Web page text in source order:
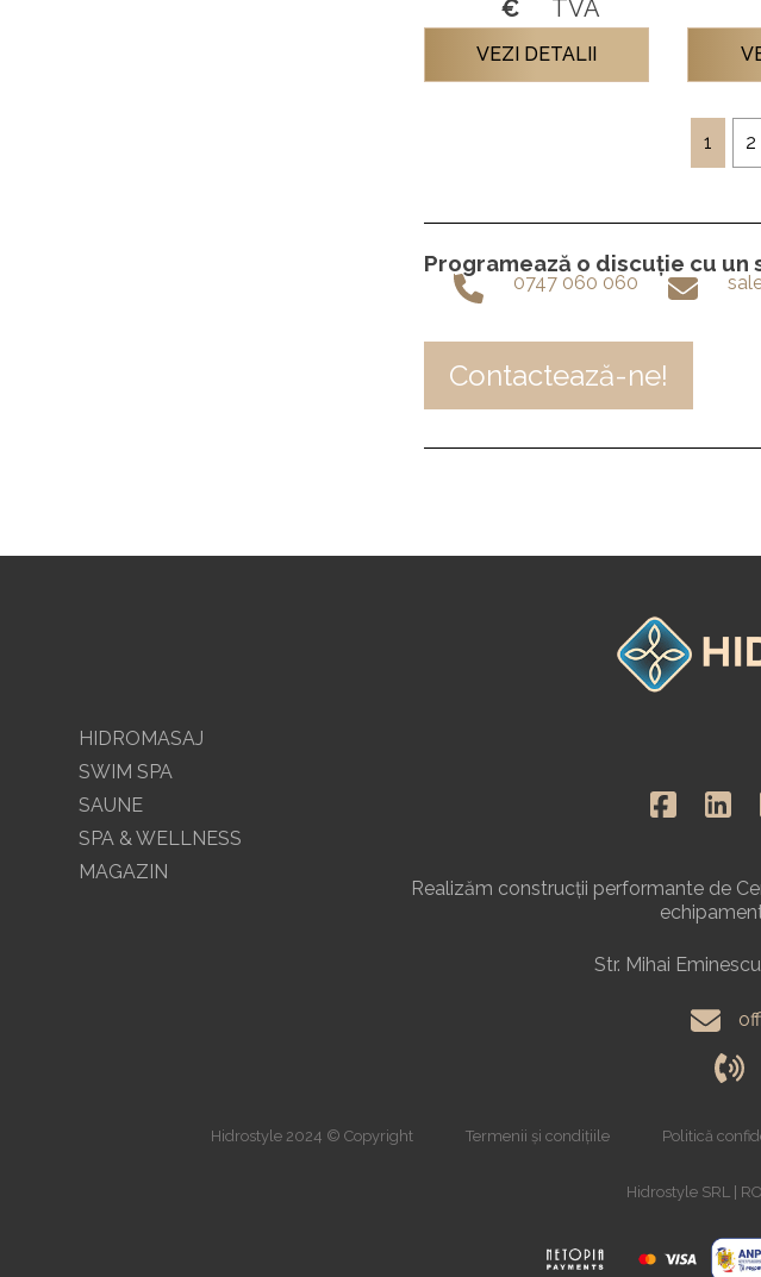
€
TVA
VEZI DETALII
1 2
Programează o discuție cu un
0747 060 060
Contactează-ne!
HIDROMASAJ
SWIM SPA
SAUNE
SPA & WELLNESS
MAGAZIN
Realizăm construcții performante de
Str. Mihai
Hidrostyle 2024 © Copyright Termenii și condițiile Politică
Hidrostyle SRL |